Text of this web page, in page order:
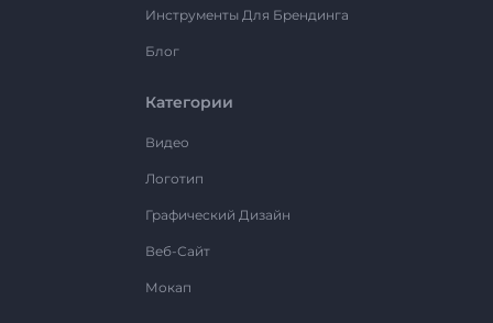
Инструменты Для Брендинга
Блог
Категории
Видео
Логотип
Графический Дизайн
Веб-Сайт
Мокап